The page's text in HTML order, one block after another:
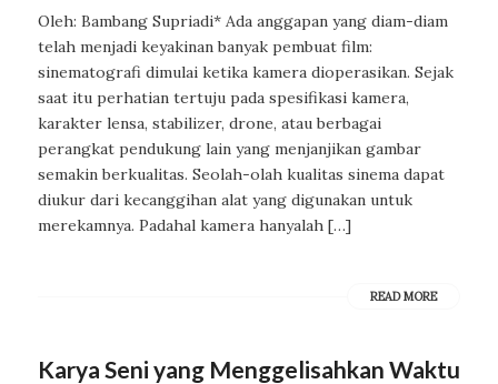
Oleh: Bambang Supriadi* Ada anggapan yang diam-diam
telah menjadi keyakinan banyak pembuat film:
sinematografi dimulai ketika kamera dioperasikan. Sejak
saat itu perhatian tertuju pada spesifikasi kamera,
karakter lensa, stabilizer, drone, atau berbagai
perangkat pendukung lain yang menjanjikan gambar
semakin berkualitas. Seolah-olah kualitas sinema dapat
diukur dari kecanggihan alat yang digunakan untuk
merekamnya. Padahal kamera hanyalah […]
READ MORE
Karya Seni yang Menggelisahkan Waktu